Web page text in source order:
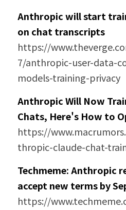
Anthropic will start
on chat transcripts
https://
7/anthropic-user-data-
models-training-privacy
Anthropic Will Now
Chats, Here's How to
https://
thropic-claude-chat-
Techmeme: Anthropic
accept new terms by
https://